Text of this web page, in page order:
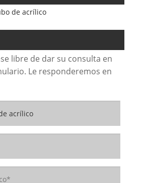
de acrílico
libre de dar su consulta en
Le responderemos en